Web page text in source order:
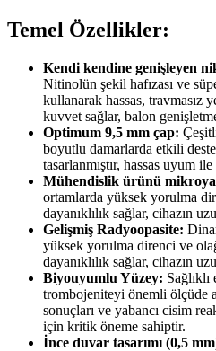
Temel Özellikler:
Kendi kendine genişleyen
Nitinolün şekil hafızası ve
kullanarak hassas, travmasız
kuvvet sağlar, balon
Optimum 9,5 mm çap:
boyutlu damarlarda etkili
tasarlanmıştır, hassas uyum
Mühendislik ürünü
ortamlarda yüksek yorulma
dayanıklılık sağlar, cihazın
Gelişmiş Radyoopasite:
yüksek yorulma direnci ve
dayanıklılık sağlar, cihazın
Biyouyumlu Yüzey:
trombojeniteyi önemli ölçüde
sonuçları ve yabancı cisim
için kritik öneme sahiptir.
İnce duvar tasarımı (0,5